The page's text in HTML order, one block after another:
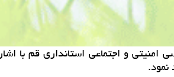
امنیتی و اجتماعی استانداری قم